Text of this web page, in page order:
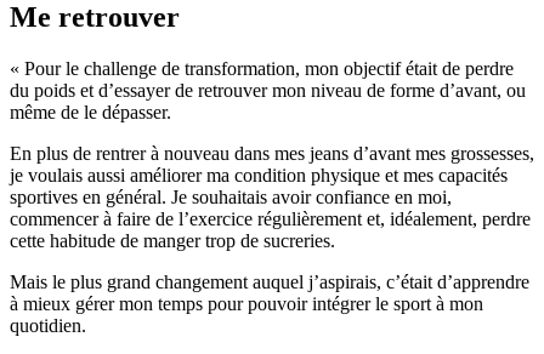
Me retrouver
« Pour le challenge de transformation, mon objectif était de perdre
du poids et d’essayer de retrouver mon niveau de forme d’avant, ou
même de le dépasser.
En plus de rentrer à nouveau dans mes jeans d’avant mes grossesses,
je voulais aussi améliorer ma condition physique et mes capacités
sportives en général. Je souhaitais avoir confiance en moi,
commencer à faire de l’exercice régulièrement et, idéalement, perdre
cette habitude de manger trop de sucreries.
Mais le plus grand changement auquel j’aspirais, c’était d’apprendre
à mieux gérer mon temps pour pouvoir intégrer le sport à mon
quotidien.